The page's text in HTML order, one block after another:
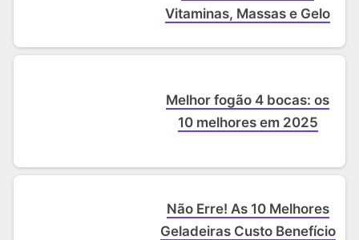
Vitaminas, Massas e Gelo
Melhor fogão 4 bocas: os
10 melhores em 2025
Não Erre! As 10 Melhores
Geladeiras Custo Benefício